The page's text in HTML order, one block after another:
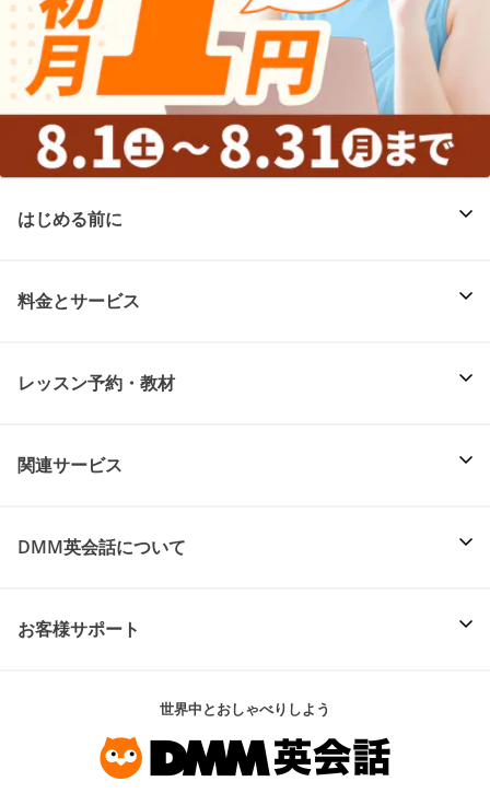
はじめる前に
料金とサービス
レッスン予約・教材
関連サービス
DMM英会話について
お客様サポート
世界中とおしゃべりしよう